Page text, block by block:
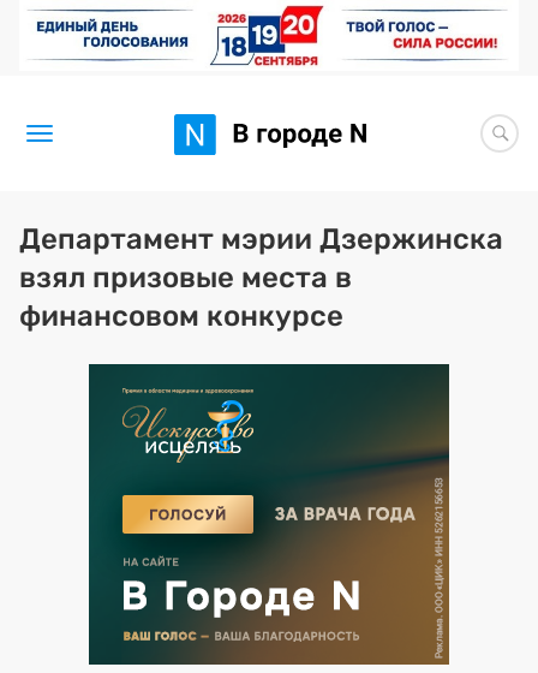
Новости
Статьи
Здоровье
BORЩ
Искусство исцелять
Премия 2025
Эксперты
Департамент мэрии Дзержинска
взял призовые места в
финансовом конкурсе